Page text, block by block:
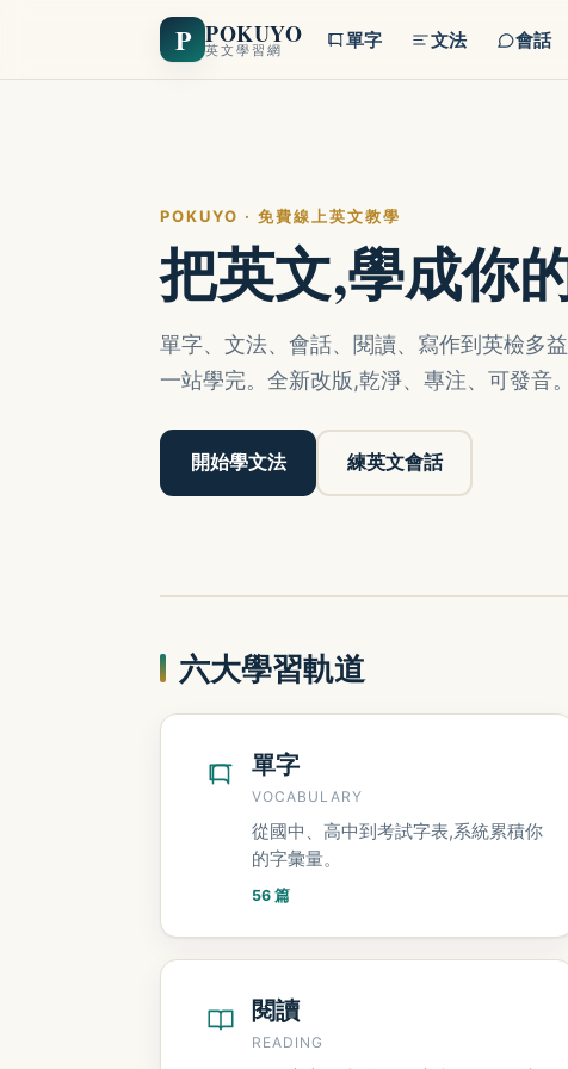
P POKUYO
英文學習網 單字 文法 會話
POKUYO · 免費線上英文教學
把英文,學成你
單字、文法、會話、閱讀、寫作到英檢多
一站學完。全新改版,乾淨、專注、可發音。
開始學文法 練英文會話
六大學習軌道
單字
VOCABULARY
從國中、高中到考試字表,系統累積你
的字彙量。
56 篇
閱讀
READING